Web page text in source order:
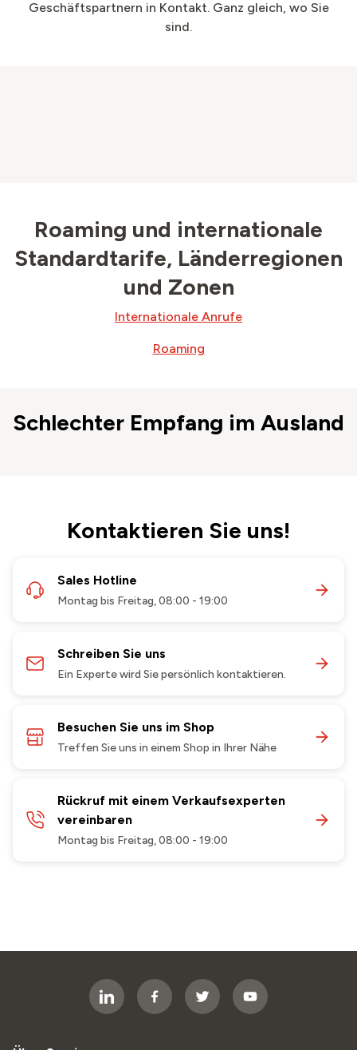
Geschäftspartnern in Kontakt. Ganz gleich, wo Sie
sind.
Roaming und internationale
Standardtarife, Länderregionen
und Zonen
Internationale Anrufe
Roaming
Schlechter Empfang im Ausland
Kontaktieren Sie uns!
Sales Hotline
Montag bis Freitag, 08:00 - 19:00
Schreiben Sie uns
Ein Experte wird Sie persönlich kontaktieren.
Besuchen Sie uns im Shop
Treffen Sie uns in einem Shop in Ihrer Nähe
Rückruf mit einem Verkaufsexperten
vereinbaren
Montag bis Freitag, 08:00 - 19:00